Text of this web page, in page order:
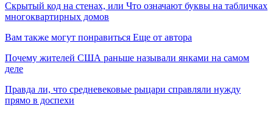
Скрытый код на стенах, или Что означают буквы на табличках
многоквартирных домов
Вам также могут понравиться Еще от автора
Почему жителей США раньше называли янками на самом
деле
Правда ли, что средневековые рыцари справляли нужду
прямо в доспехи